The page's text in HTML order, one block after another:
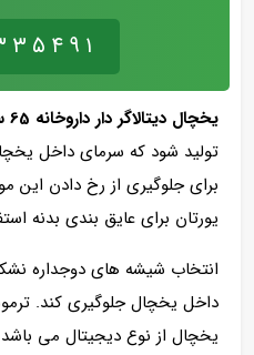
یخچال دیتالاگر دار داروخانه 65 سانتی
تولید شود که سرمای داخل
برای جلوگیری از رخ دادن این
یورتان برای عایق بندی بدنه
انتخاب شیشه های دوجداره
داخل یخچال جلوگیری کند.
یخچال از نوع دیجیتال می